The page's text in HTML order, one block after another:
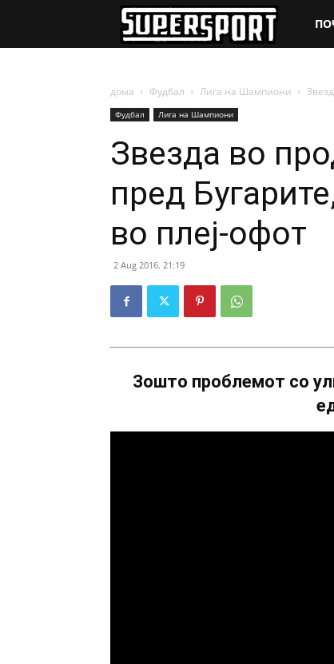
дома Фудбал Лига на Шампиони
Фудбал Лига на Шампиони
Звезда во
пред
во плеј-офот
2 Aug 2016. 21:19
Зошто проблемот со